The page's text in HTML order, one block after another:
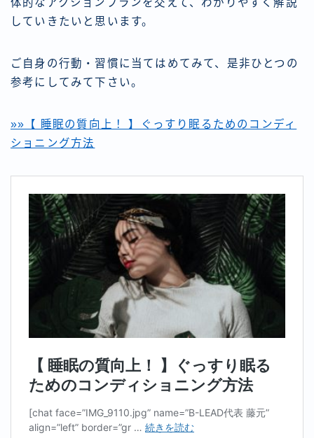
体的なアクションプランを交えて、わかりやすく解説
していきたいと思います。
ご自身の行動・習慣に当てはめてみて、是非ひとつの
参考にしてみて下さい。
»»【 睡眠の質向上！ 】ぐっすり眠るためのコンディ
ショニング方法